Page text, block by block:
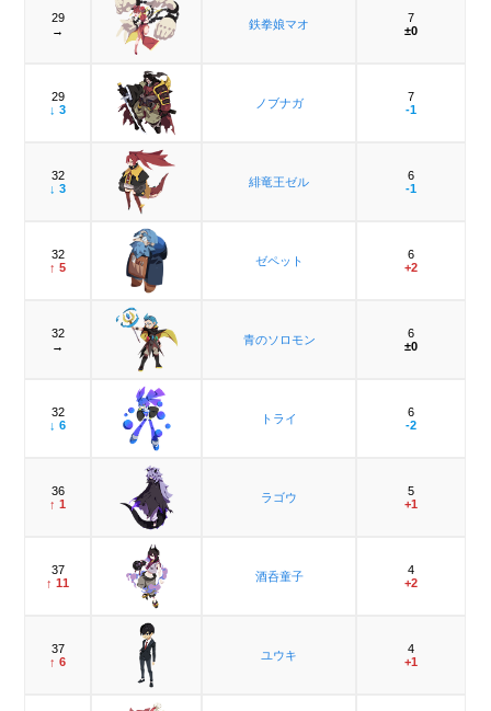
29
→
鉄拳娘マオ
7
±0
29
↓ 3
ノブナガ
7
-1
32
↓ 3
緋竜王ゼル
6
-1
32
↑ 5
ゼペット
6
+2
32
→
青のソロモン
6
±0
32
↓ 6
トライ
6
-2
36
↑ 1
ラゴウ
5
+1
37
↑ 11
酒呑童子
4
+2
37
↑ 6
ユウキ
4
+1